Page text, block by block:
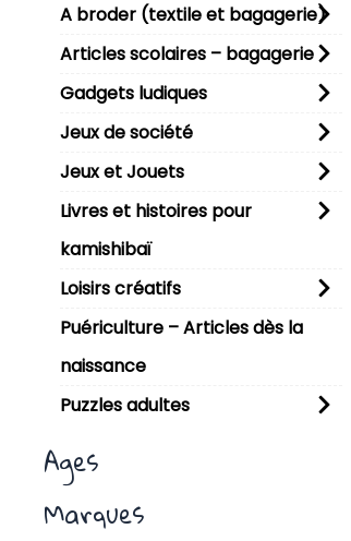
A broder (textile et bagagerie)
Articles scolaires – bagagerie
Gadgets ludiques
Jeux de société
Jeux et Jouets
Livres et histoires pour
kamishibaï
Loisirs créatifs
Puériculture – Articles dès la
naissance
Puzzles adultes
Ages
Marques